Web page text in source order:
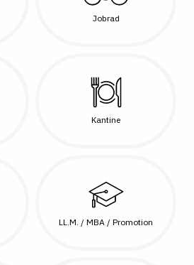
Jobrad
Kantine
LL.M. / MBA / Promotion